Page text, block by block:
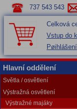
737 543 543
Celková
Vstup do
Pøihlášení
Hlavní oddělení
Světla / osvětlení
Výstražná osvětlení
Výstražné majáky